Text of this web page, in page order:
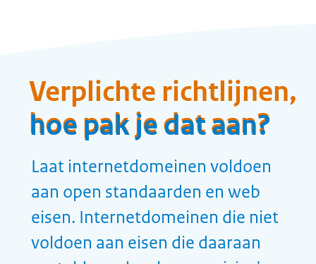
Door het constant of periodiek
monitoren van de status van
internetdomeinen, zijn
problemen meteen zichtbaar en
Doordat internetdomeinen al bij
inkoop ‘compliant-by-design’
zijn, wordt de totale beheerlast